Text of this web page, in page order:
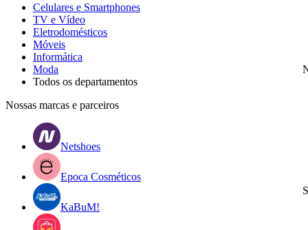
Celulares e Smartphones
TV e Vídeo
Eletrodomésticos
Móveis
Informática
Moda
Todos os departamentos
Nossas marcas e parceiros
Netshoes
Epoca Cosméticos
KaBuM!